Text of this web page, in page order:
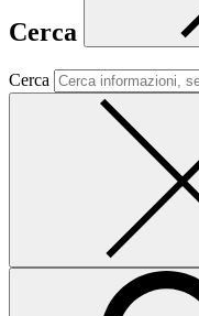
Cerca
Cerca